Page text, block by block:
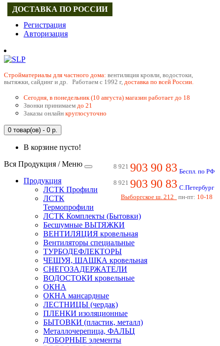
Регистрация
Авторизация
Cтройматериалы для частного дома: вентиляция кровли, водостоки,
вытяжки, сайдинг и др. Работаем с 1992 г, доставка по всей России.
Сегодня, в понедельник (10 августа) магазин работает до 18
Звонки принимаем до 21
Заказы онлайн круглосуточно
0 товар(ов) - 0 р.
В корзине пусто!
8 921 903 90 83 Беспл. по РФ
8 921 903 90 83 С.Петербург
Выборгское ш. 212
пн-пт: 10-18
Вся Продукция / Меню
Продукция
ЛСТК Профили
ЛСТК
Термопрофили
ЛСТК Комплекты (Бытовки)
Бесшумные ВЫТЯЖКИ
ВЕНТИЛЯЦИЯ кровельная
Вентиляторы специальные
ТУРБОДЕФЛЕКТОРЫ
ЧЕШУЯ, ШАШКА кровельная
СНЕГОЗАДЕРЖАТЕЛИ
ВОДОСТОКИ кровельные
ОКНА
ОКНА мансардные
ЛЕСТНИЦЫ (чердак)
ПЛЕНКИ изоляционные
БЫТОВКИ (пластик, металл)
Металлочерепица, ФАЛЬЦ
ДОБОРНЫЕ элементы
ДОСТАВКА ПО РОССИИ